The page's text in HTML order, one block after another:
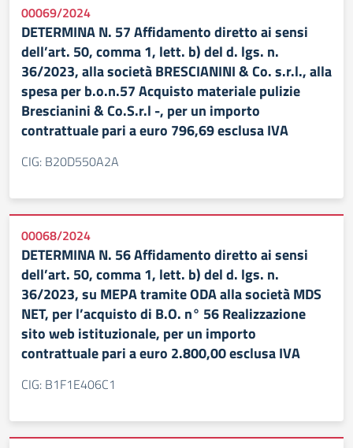
00069/2024
DETERMINA N. 57 Affidamento diretto ai sensi
dell’art. 50, comma 1, lett. b) del d. lgs. n.
36/2023, alla società BRESCIANINI & Co. s.r.l., alla
spesa per b.o.n.57 Acquisto materiale pulizie
Brescianini & Co.S.r.l -, per un importo
contrattuale pari a euro 796,69 esclusa IVA
CIG: B20D550A2A
00068/2024
DETERMINA N. 56 Affidamento diretto ai sensi
dell’art. 50, comma 1, lett. b) del d. lgs. n.
36/2023, su MEPA tramite ODA alla società MDS
NET, per l’acquisto di B.O. n° 56 Realizzazione
sito web istituzionale, per un importo
contrattuale pari a euro 2.800,00 esclusa IVA
CIG: B1F1E406C1